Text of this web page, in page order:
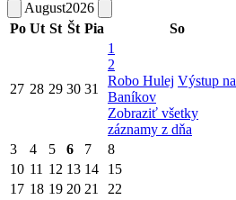
August2026
Po Ut St Št Pia So
27 28 29 30 31
1
2
Robo Hulej Výstup na
Baníkov
Zobraziť všetky
záznamy z dňa
3
4 5 6 7 8
10 11 12 13 14 15
17 18 19 20 21 22